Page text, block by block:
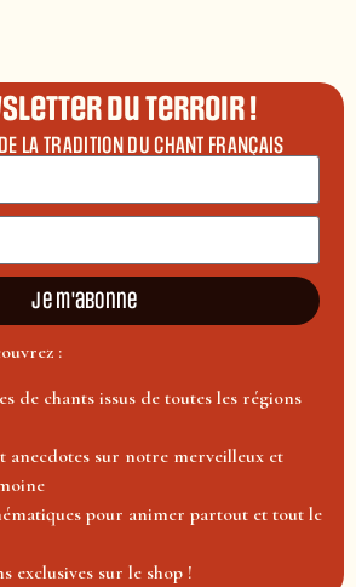
du terroir !
LA TRADITION DU CHANT FRANÇAIS
Je m'abonne
:
de chants issus de toutes les régions
anecdotes sur notre merveilleux et
pour animer partout et tout le
exclusives sur le shop !